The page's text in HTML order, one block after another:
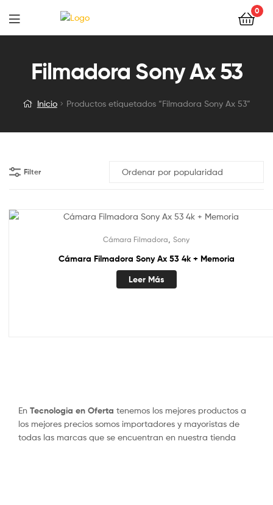
0
Filmadora Sony Ax 53
Inicio Productos etiquetados “Filmadora Sony Ax 53”
Filter
Cámara Filmadora Sony
Cámara Filmadora Sony Ax 53 4k + Memoria
Leer Más
En Tecnologia en Oferta tenemos los mejores productos a
los mejores precios somos importadores y mayoristas de
todas las marcas que se encuentran en nuestra tienda